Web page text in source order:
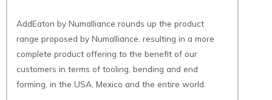
AddEaton by Numalliance rounds up the product
range proposed by Numalliance, resulting in a more
complete product offering to the benefit of our
customers in terms of tooling, bending and end
forming, in the USA, Mexico and the entire world.